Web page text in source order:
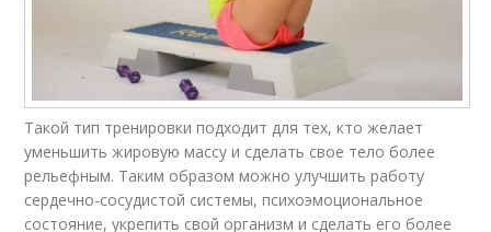
Такой тип тренировки подходит для тех, кто желает
уменьшить жировую массу и сделать свое тело более
рельефным. Таким образом можно улучшить работу
сердечно-сосудистой системы, психоэмоциональное
состояние, укрепить свой организм и сделать его более